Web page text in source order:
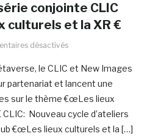
conjointe CLIC
culturels et la XR €
désactivés
le CLIC et New Images
partenariat et lancent une
sur le thème €œLes lieux
CLIC: Nouveau cycle d’ateliers
€œLes lieux culturels et la […]